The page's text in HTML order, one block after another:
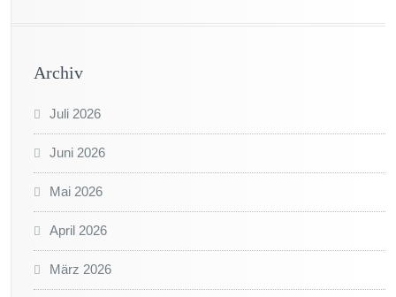
Archiv
Juli 2026
Juni 2026
Mai 2026
April 2026
März 2026